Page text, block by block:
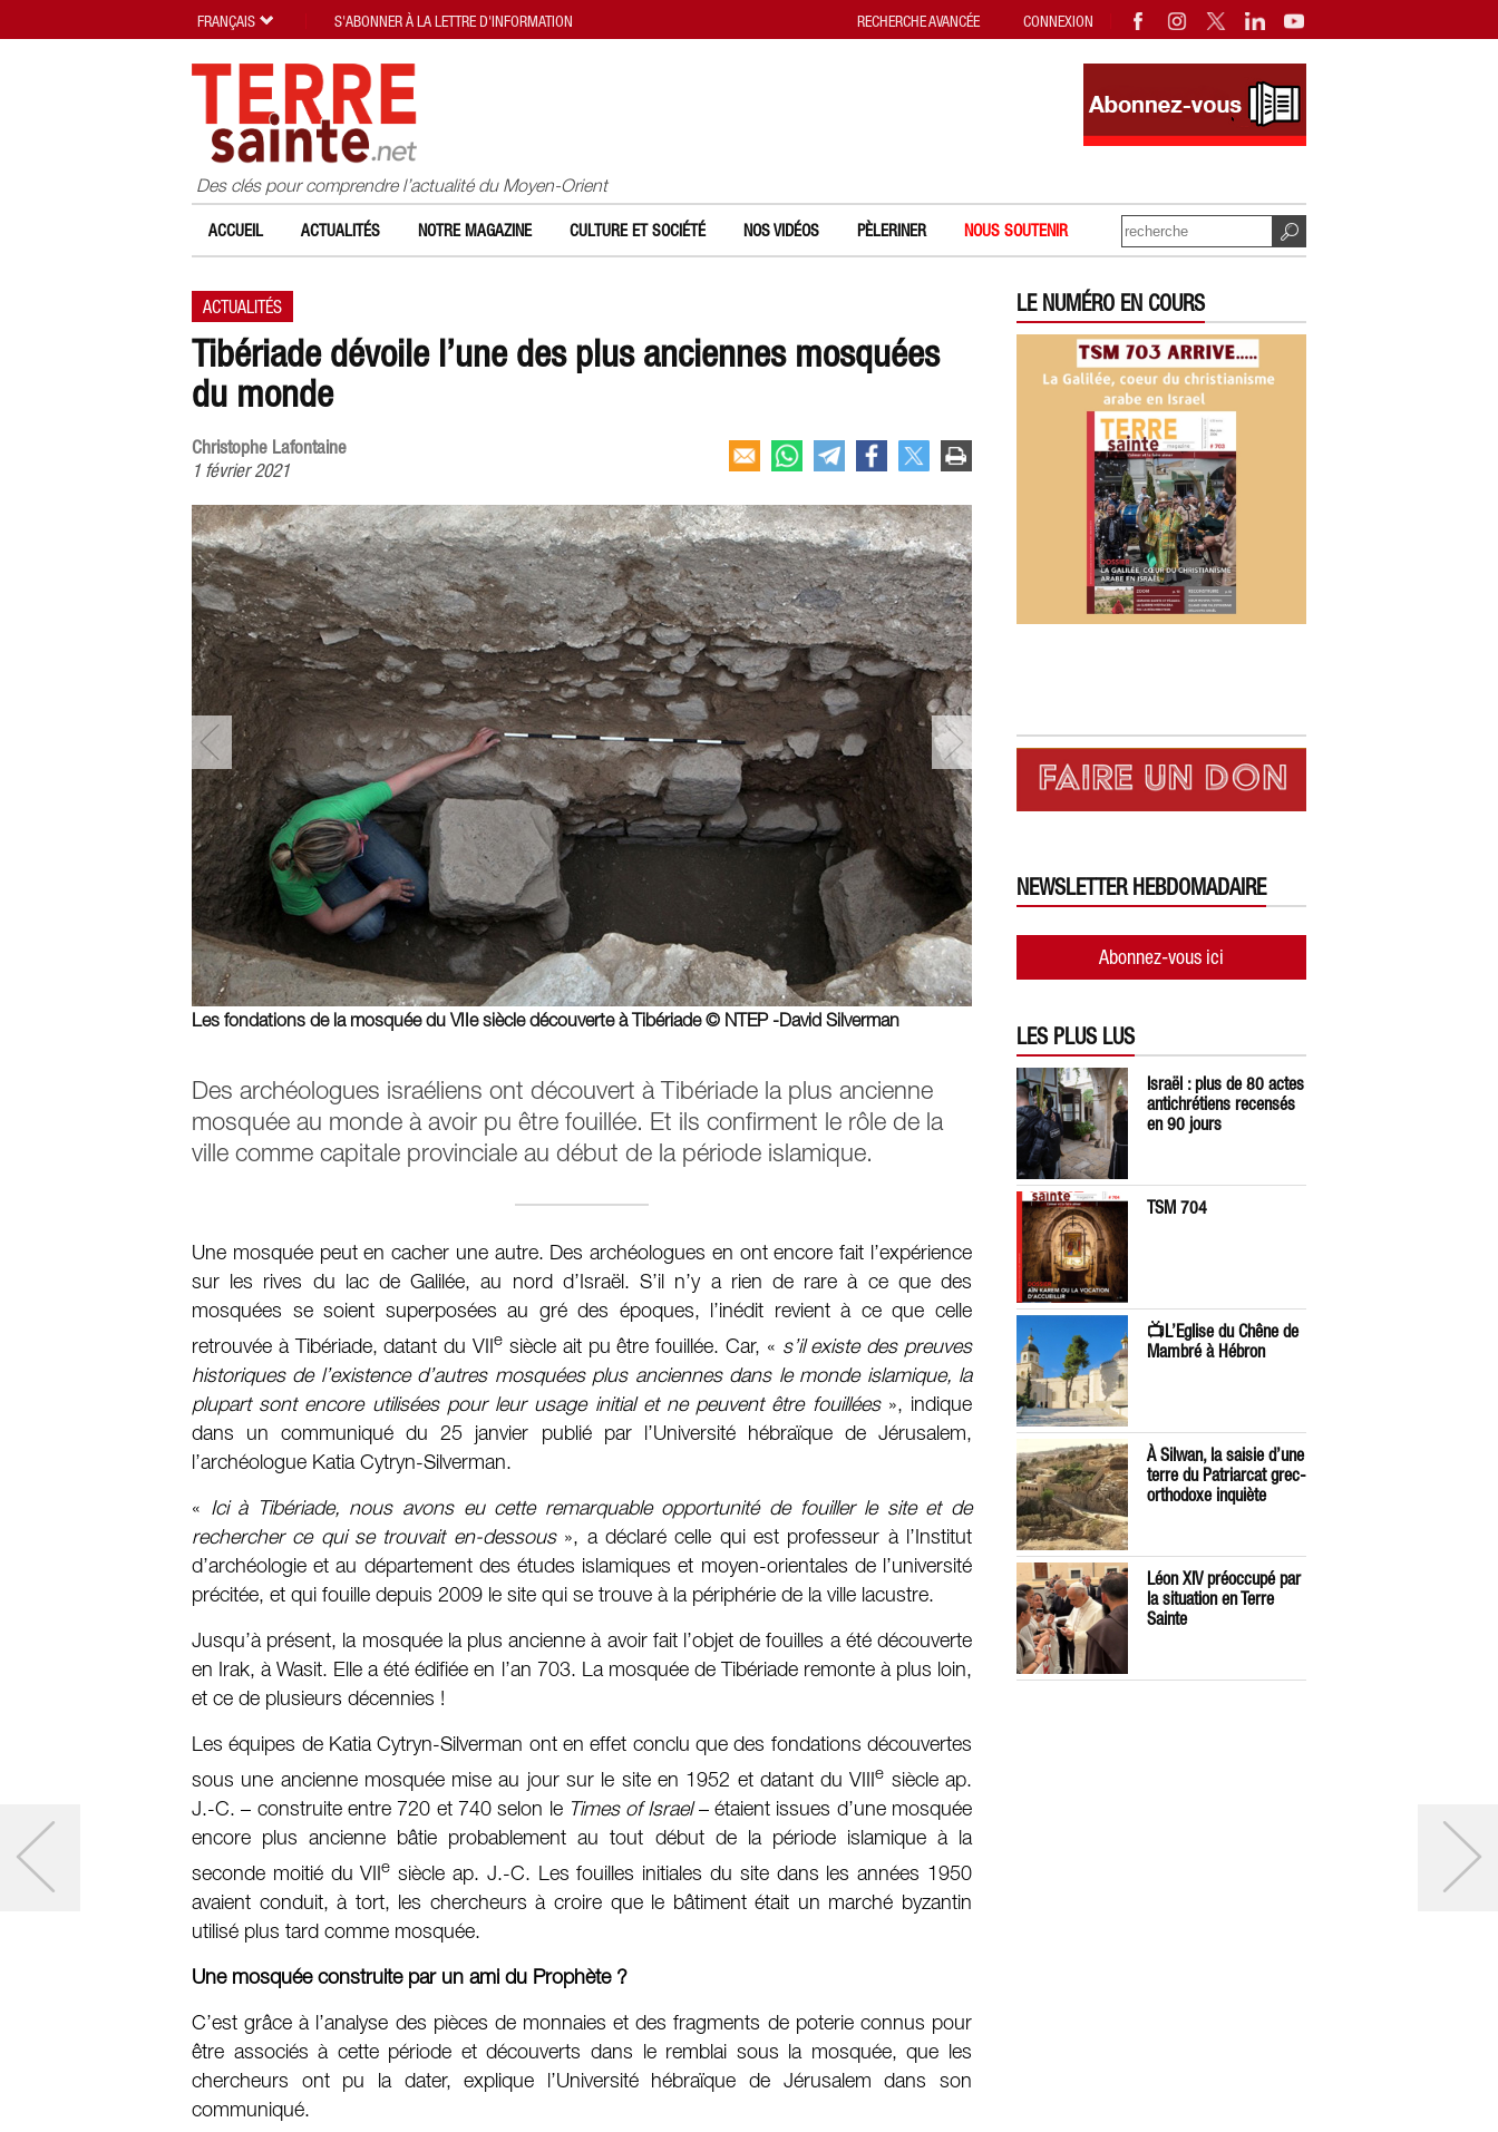
Des clés pour comprendre l’actualité du Moyen-Orient
ACCUEIL ACTUALITÉS NOTRE MAGAZINE CULTURE ET SOCIÉTÉ NOS VIDÉOS PÈLERINER NOUS SOUTENIR
ACTUALITÉS
Tibériade dévoile l’une des plus anciennes mosquées
du monde
Christophe Lafontaine
1 février 2021
Les fondations de la mosquée du VIIe siècle découverte à Tibériade © NTEP -David Silverman
Des archéologues israéliens ont découvert à Tibériade la plus ancienne
mosquée au monde à avoir pu être fouillée. Et ils confirment le rôle de la
ville comme capitale provinciale au début de la période islamique.
Une mosquée peut en cacher une autre. Des archéologues en ont encore fait l’expérience
sur les rives du lac de Galilée, au nord d’Israël. S’il n’y a rien de rare à ce que des
mosquées se soient superposées au gré des époques, l’inédit revient à ce que celle
retrouvée à Tibériade, datant du VIIe siècle ait pu être fouillée. Car, « s’il existe des preuves
historiques de l’existence d’autres mosquées plus anciennes dans le monde islamique, la
plupart sont encore utilisées pour leur usage initial et ne peuvent être fouillées», indique
dans un communiqué du 25 janvier publié par l’Université hébraïque de Jérusalem,
l’archéologue Katia Cytryn-Silverman.
« Ici à Tibériade, nous avons eu cette remarquable opportunité de fouiller le site et de
rechercher ce qui se trouvait en-dessous», a déclaré celle qui est professeur à l’Institut
d’archéologie et au département des études islamiques et moyen-orientales de l’université
précitée, et qui fouille depuis 2009 le site qui se trouve à la périphérie de la ville lacustre.
Jusqu’à présent, la mosquée la plus ancienne à avoir fait l’objet de fouilles a été découverte
en Irak, à Wasit. Elle a été édifiée en l’an 703. La mosquée de Tibériade remonte à plus loin,
et ce de plusieurs décennies !
Les équipes de Katia Cytryn-Silverman ont en effet conclu que des fondations découvertes
sous une ancienne mosquée mise au jour sur le site en 1952 et datant du VIIIe siècle ap.
J.-C. – construite entre 720 et 740 selon le Times of Israel– étaient issues d’une mosquée
encore plus ancienne bâtie probablement au tout début de la période islamique à la
seconde moitié du VIIe siècle ap. J.-C. Les fouilles initiales du site dans les années 1950
avaient conduit, à tort, les chercheurs à croire que le bâtiment était un marché byzantin
utilisé plus tard comme mosquée.
Une mosquée construite par un ami du Prophète ?
C’est grâce à l’analyse des pièces de monnaies et des fragments de poterie connus pour
être associés à cette période et découverts dans le remblai sous la mosquée, que les
chercheurs ont pu la dater, explique l’Université hébraïque de Jérusalem dans son
communiqué.
LE NUMÉRO EN COURS
NEWSLETTER HEBDOMADAIRE
Abonnez-vous ici
LES PLUS LUS
Israël : plus de 80 actes
antichrétiens recensés
en 90 jours
TSM 704
📺L’Eglise du Chêne de
Mambré à Hébron
À Silwan, la saisie d’une
terre du Patriarcat grec-
orthodoxe inquiète
Léon XIV préoccupé par
la situation en Terre
Sainte
RECHERCHE AVANCÉE CONNEXION
FRANÇAIS S'ABONNER À LA LETTRE D'INFORMATION